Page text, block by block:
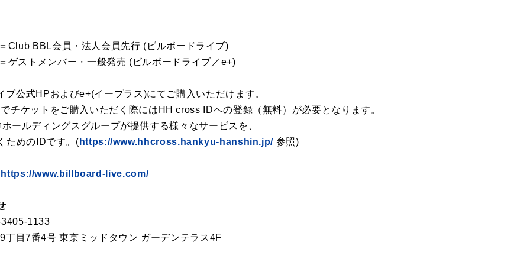
Club BBL会員・法人会員先行 (ビルボードライブ)
ゲストメンバー・一般発売 (ビルボードライブ／e+)
ブ公式HPおよびe+(イープラス)にてご購入いただけます。
チケットをご購入いただく際にはHH cross IDへの登録（無料）が必要となります。
ールディングスグループが提供する様々なサービスを、
ためのIDです。( https://www.hhcross.hankyu-hanshin.jp/ 参照)
https://www.billboard-live.com/
1133
丁目7番4号 東京ミッドタウン ガーデンテラス4F